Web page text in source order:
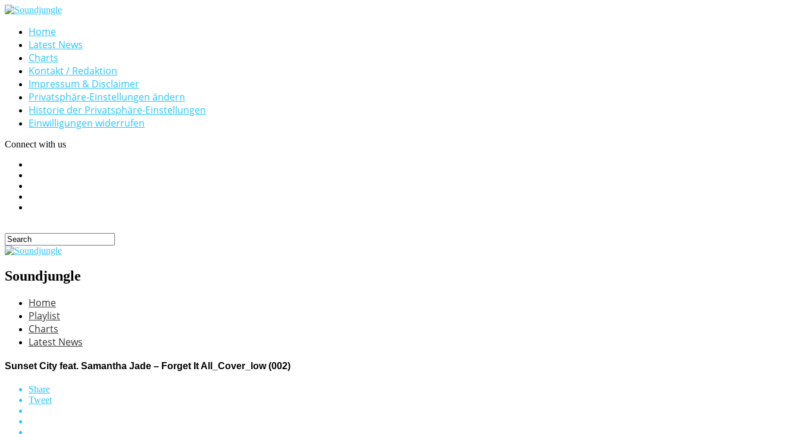
Home
Latest News
Charts
Kontakt / Redaktion
Impressum & Disclaimer
Privatsphäre-Einstellungen ändern
Historie der Privatsphäre-Einstellungen
Einwilligungen widerrufen
Connect with us
Soundjungle
Home
Playlist
Charts
Latest News
Sunset City feat. Samantha Jade – Forget It All_Cover_low (002)
Share
Tweet